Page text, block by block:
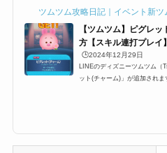
ツムツム攻略日記｜イベント新ツ
【ツムツム】ピグレ
方【スキル連打プレイ】
🕒️2024年12月29日
LINEのディズニーツムツム
ット(チャーム)」が追加されま